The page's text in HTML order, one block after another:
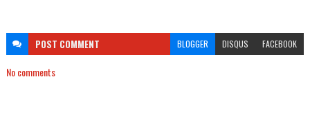
POST COMMENT BLOGGER DISQUS FACEBOOK
No comments